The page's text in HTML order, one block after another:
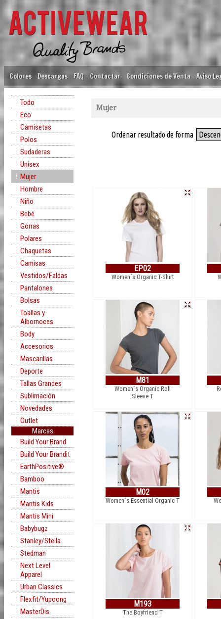
Colores Descargas FAQ Contactar Condiciones de Venta Aviso
Todo
Eco
Camisetas
Polos
Sudaderas
Unisex
Mujer
Hombre
Niño
Bebé
Gorras
Polares
Chaquetas
Camisas
Vestidos/Faldas
Pantalones
Bolsas
Toallas y
Albornoces
Body
Accesorios
Mascarillas
Deporte
Tallas Grandes
Sublimación
Novedades
Outlet
Marcas
Build Your Brand
Build Your Brandit
EarthPositive®
Bamboo
Mantis
Mantis Kids
Mantis Mini
Babybugz
Stanley/Stella
Stedman
Next Level
Apparel
Urban Classics
Flexfit/Yupoong
MasterDis
Mujer
Ordenar resultado de forma
EP02
Women´s Organic T-Shirt
M81
Women´s Organic Roll
Sleeve T
M02
Women´s Essential Organic T
M193
The Boyfriend T